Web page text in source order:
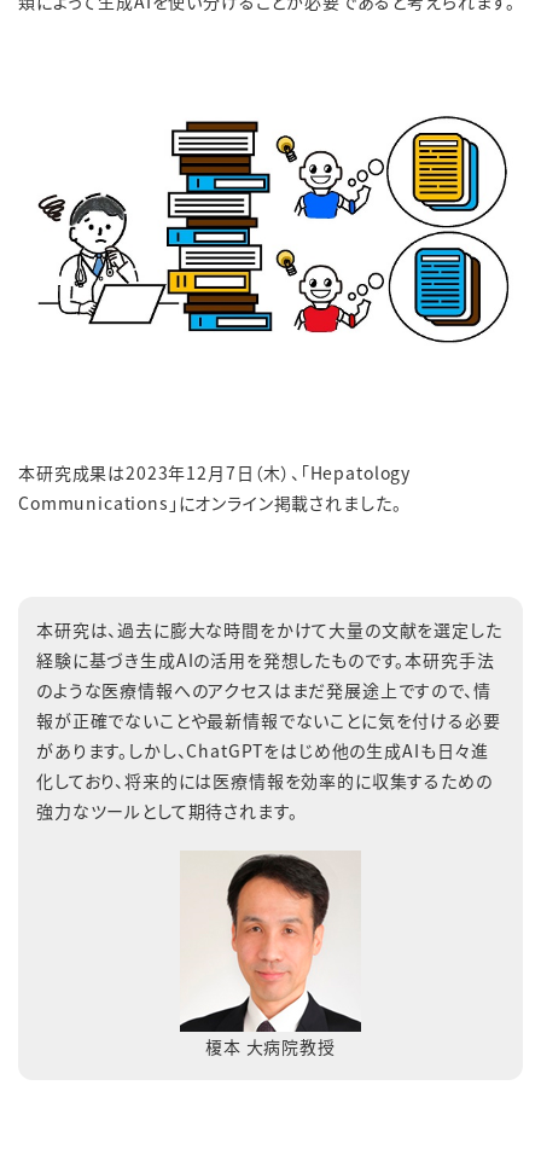
本研究成果は2023年12月7日（木）、「Hepatology
Communications」にオンライン掲載されました。
本研究は、過去に膨大な時間をかけて大量の文献を選定した
経験に基づき生成AIの活用を発想したものです。本研究手法
のような医療情報へのアクセスはまだ発展途上ですので、情
報が正確でないことや最新情報でないことに気を付ける必要
があります。しかし、ChatGPTをはじめ他の生成AIも日々進
化しており、将来的には医療情報を効率的に収集するための
強力なツールとして期待されます。
榎本 大病院教授